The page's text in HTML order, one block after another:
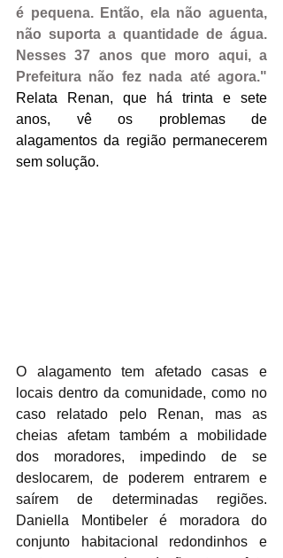
é pequena. Então, ela não aguenta,
não suporta a quantidade de água.
Nesses 37 anos que moro aqui, a
Relata Renan, que há trinta e sete
anos, vê os problemas de
alagamentos da região permanecerem
sem solução.
O alagamento tem afetado casas e
locais dentro da comunidade, como no
caso relatado pelo Renan, mas as
cheias afetam também a mobilidade
dos moradores, impedindo de se
deslocarem, de poderem entrarem e
saírem de determinadas regiões.
Daniella Montibeler é moradora do
conjunto habitacional redondinhos e